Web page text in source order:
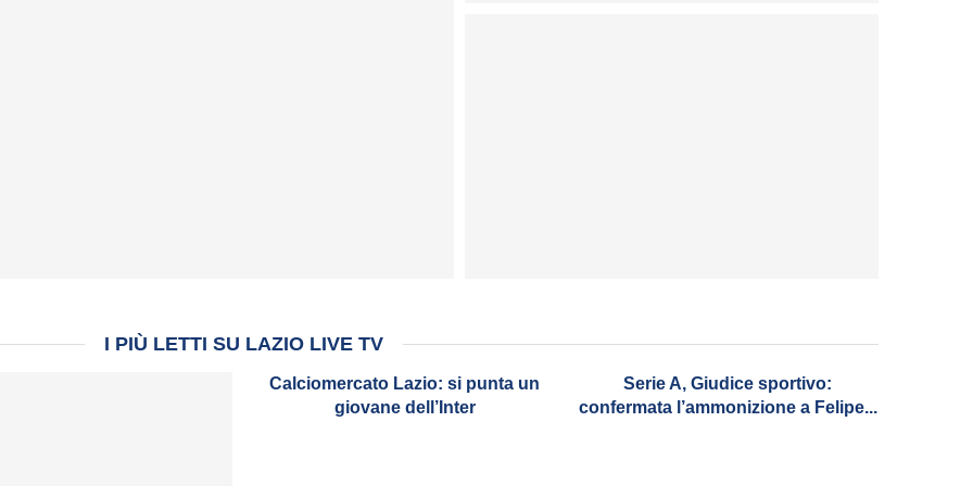
I PIÙ LETTI SU LAZIO LIVE TV
Calciomercato Lazio: si punta un
giovane dell’Inter
Serie A, Giudice sportivo:
confermata l’ammonizione a Felipe...